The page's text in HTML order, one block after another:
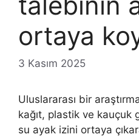
ortaya
3 Kasım 2025
Uluslararası bir
kağıt, plastik ve kauçuk
su ayak izini ortaya